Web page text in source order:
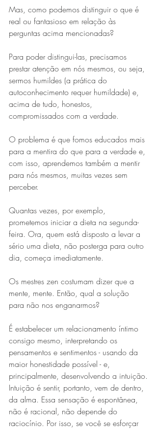
Mas, como podemos distinguir o que é
real ou fantasioso em relação às
perguntas acima mencionadas?
Para poder distingui-las, precisamos
prestar atenção em nós mesmos, ou seja,
sermos humildes (a prática do
autoconhecimento requer humildade) e,
acima de tudo, honestos,
compromissados com a verdade.
O problema é que fomos educados mais
para a mentira do que para a verdade e,
com isso, aprendemos também a mentir
para nós mesmos, muitas vezes sem
perceber.
Quantas vezes, por exemplo,
prometemos iniciar a dieta na segunda-
feira. Ora, quem está disposto a levar a
sério uma dieta, não posterga para outro
dia, começa imediatamente.
Os mestres zen costumam dizer que a
mente, mente. Então, qual a solução
para não nos enganarmos?
É estabelecer um relacionamento íntimo
consigo mesmo, interpretando os
pensamentos e sentimentos - usando da
maior honestidade possível - e,
principalmente, desenvolvendo a intuição.
Intuição é sentir, portanto, vem de dentro,
da alma. Essa sensação é espontânea,
não é racional, não depende do
raciocínio. Por isso, se você se esforçar